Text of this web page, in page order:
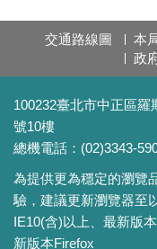
交通路線圖 本
政
100232臺北市中正區羅
號10樓
總機電話：(02)3343-
為提供更為穩定的瀏覽
驗，建議更新瀏覽器至
IE10(含)以上、最新版
新版本Firefox